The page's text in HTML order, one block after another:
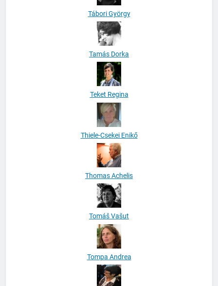
Tamás Dorka
Teket Regina
Thiele-Csekei Enikő
Thomas Achelis
Tomáš Vašut
Tompa Andrea
Tony Wu